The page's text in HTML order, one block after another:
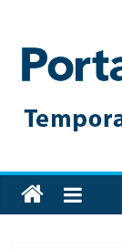
content
Toda
la